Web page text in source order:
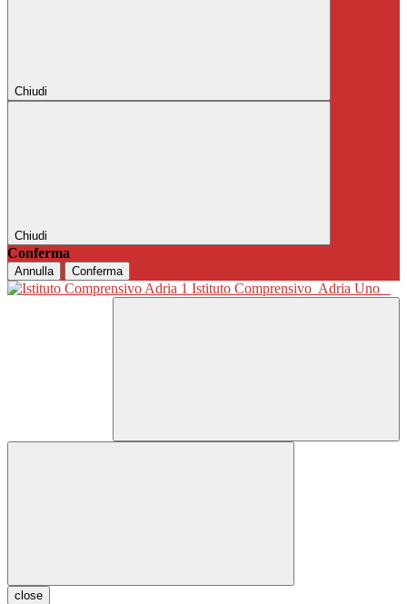
Chiudi
Chiudi
Conferma
Annulla Conferma
Istituto Comprensivo Adria Uno
close